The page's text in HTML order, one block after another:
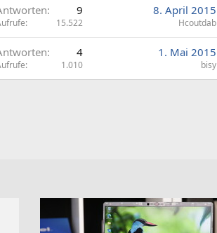
9
15.522
8. April 2015
Hcoutdab
4
1.010
1. Mai 2015
bisy